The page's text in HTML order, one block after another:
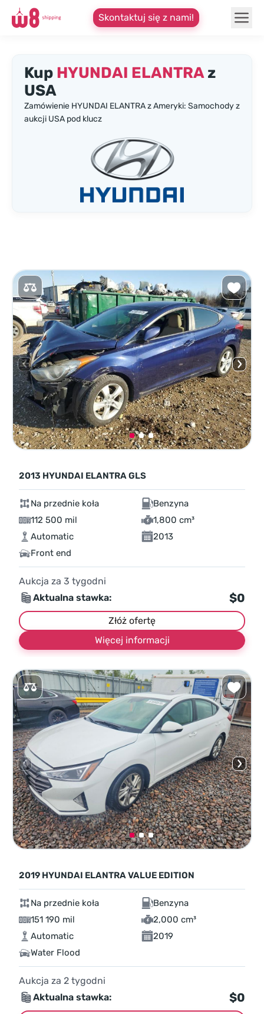
Skontaktuj się z nami!
Kup HYUNDAI ELANTRAz
USA
Zamówienie HYUNDAI ELANTRA z Ameryki: Samochody z
aukcji USA pod klucz
2013 HYUNDAI ELANTRA GLS
Na przednie koła
Benzyna
112 500 mil
1,800 cm³
Automatic
2013
Front end
Aukcja za 3 tygodni
Aktualna stawka:
$0
Złóż ofertę
Więcej informacji
2019 HYUNDAI ELANTRA VALUE EDITION
Na przednie koła
Benzyna
151 190 mil
2,000 cm³
Automatic
2019
Water Flood
Aukcja za 2 tygodni
Aktualna stawka:
$0